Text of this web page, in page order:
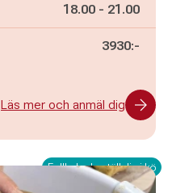
Pågår mellan
18.00 - och
21.00
3930:-
Läs mer och anmäl dig
Fullbokad - ställ dig i kö